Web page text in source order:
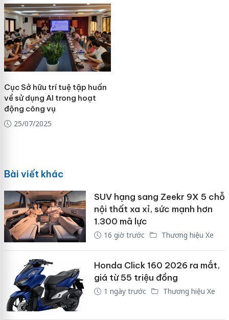
Cục Sở hữu trí tuệ tập huấn
về sử dụng AI trong hoạt
động công vụ
25/07/2025
Bài viết khác
SUV hạng sang Zeekr 9X 5 chỗ
nội thất xa xỉ, sức mạnh hơn
1.300 mã lực
16 giờ trước Thương hiệu Xe
Honda Click 160 2026 ra mắt,
giá từ 55 triệu đồng
1 ngày trước Thương hiệu Xe